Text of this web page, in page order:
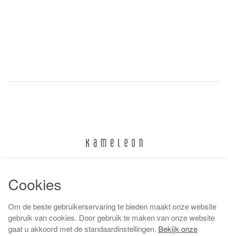
Algemene voorwaarden
Cookies
Om de beste gebruikerservaring te bieden maakt onze website
gebruik van cookies. Door gebruik te maken van onze website
gaat u akkoord met de standaardinstellingen. Bekijk onze